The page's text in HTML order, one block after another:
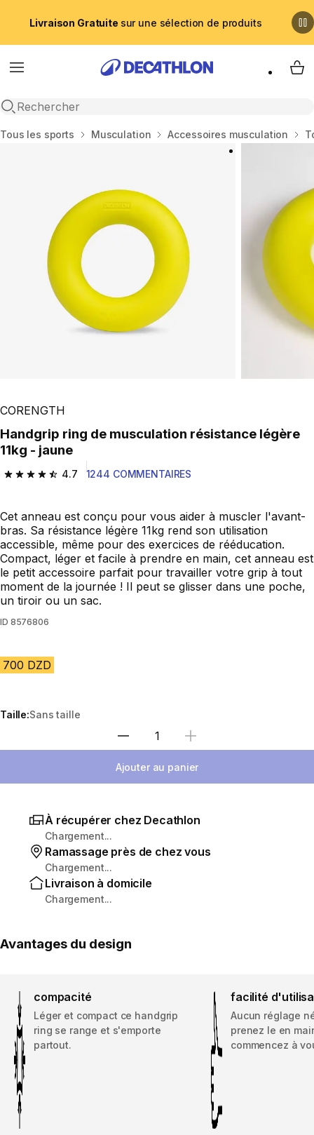
Livraison Gratuite sur une sélection de produits
Menu
Recherche ouverte
My
Accueil
Tous les sports Musculation Accessoires musculation
CORENGTH
Handgrip ring de musculation résistance légère
11kg - jaune
4.7
4.7 out of 5 stars from 1244 reviews
1244 COMMENTAIRES
Cet anneau est conçu pour vous aider à muscler l'avant-
bras. Sa résistance légère 11kg rend son utilisation
accessible, même pour des exercices de rééducation.
Compact, léger et facile à prendre en main, cet anneau est
le petit accessoire parfait pour travailler votre grip à tout
moment de la journée ! Il peut se glisser dans une poche,
un tiroir ou un sac.
ID 8576806
700 DZD
Taille:Sans taille
Sélectionnez la quantité
Ajouter au panier
À récupérer chez Decathlon
Chargement...
Ramassage près de chez vous
Chargement...
Livraison à domicile
Chargement...
Avantages du design
compacité
Léger et compact ce handgrip
ring se range et s'emporte
partout.
facilité
Aucun réglage
prenez le en
commencez à